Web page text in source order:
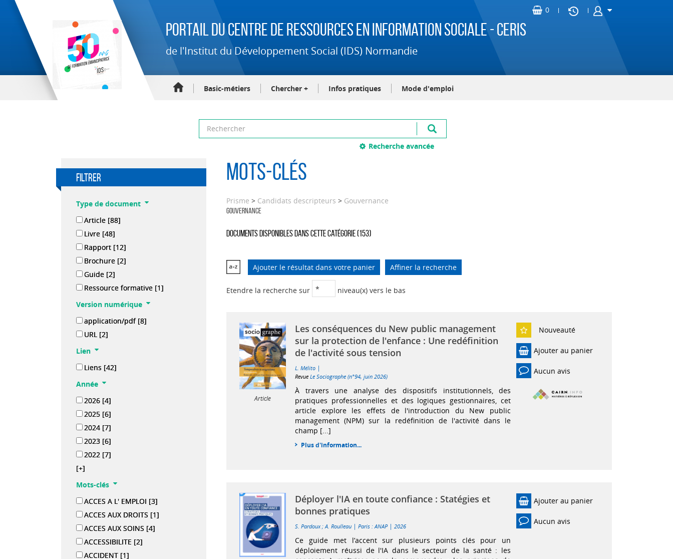
Portail du Centre de Ressources en Information Sociale - CERIS
de l'Institut du Développement Social (IDS) Normandie
Basic-métiers Chercher + Infos pratiques Mode d'emploi
Recherche avancée
filtrer
Type de document
Article [88]
Livre [48]
Rapport [12]
Brochure [2]
Guide [2]
Ressource formative [1]
Version numérique
application/pdf [8]
URL [2]
Lien
Liens [42]
Année
2026 [4]
2025 [6]
2024 [7]
2023 [6]
2022 [7]
[+]
Mots-clés
ACCES A L' EMPLOI [3]
ACCES AUX DROITS [1]
ACCES AUX SOINS [4]
ACCESSIBILITE [2]
ACCIDENT [1]
Mots-clés
Prisme > Candidats descripteurs > Gouvernance
Gouvernance
Documents disponibles dans cette catégorie (153)
Ajouter le résultat dans votre panier Affiner la recherche
Etendre la recherche sur niveau(x) vers le bas
Article
Les conséquences du New public management
sur la protection de l'enfance : Une redéfinition
de l'activité sous tension
L. Mélito |
RevueLe Sociographe (n°94, juin 2026)
À travers une analyse des dispositifs institutionnels, des
pratiques professionnelles et des logiques gestionnaires, cet
article explore les effets de l'introduction du New public
management (NPM) sur la redéfinition de l'activité dans le
champ [...]
Plus d'information...
Nouveauté
Ajouter au panier
Aucun avis
Déployer l'IA en toute confiance : Statégies et
bonnes pratiques
S. Pardoux;A. Roulleau |Paris : ANAP|2026
Ce guide met l’accent sur plusieurs points clés pour un
déploiement réussi de l'IA dans le secteur de la santé : les
Ajouter au panier
Aucun avis